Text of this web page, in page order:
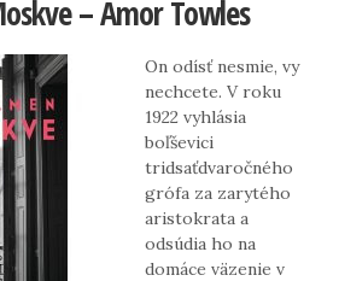
– Amor Towles
On odísť nesmie, vy
nechcete. V roku
1922 vyhlásia
boľševici
tridsaťdvaročného
grófa za zarytého
aristokrata a
odsúdia ho na
domáce väzenie v